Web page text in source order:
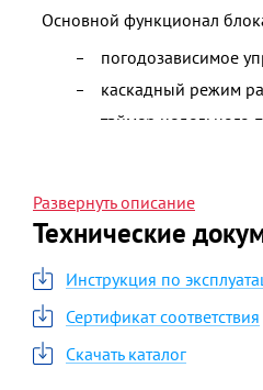
Основной функционал
погодозависимое
каскадный режим
таймер недельного
Развернуть описание
Технические
Инструкция по
Сертификат соответствия
Скачать каталог